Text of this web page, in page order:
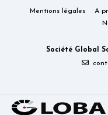
Mentions légales A
Société Global